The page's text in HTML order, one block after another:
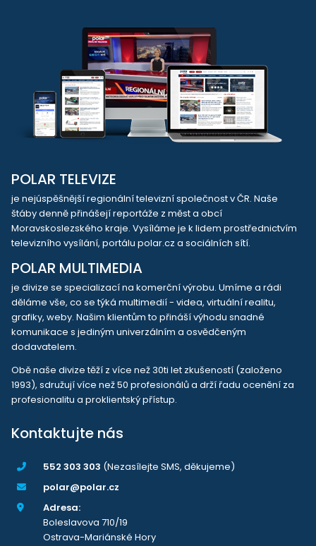
POLAR TELEVIZE
je nejúspěšnější regionální televizní společnost v ČR. Naše
štáby denně přinášejí reportáže z měst a obcí
Moravskoslezského kraje. Vysíláme je k lidem prostřednictvím
televizního vysílání, portálu polar.cz a sociálních sítí.
POLAR MULTIMEDIA
je divize se specializací na komerční výrobu. Umíme a rádi
děláme vše, co se týká multimedií - videa, virtuální realitu,
grafiky, weby. Našim klientům to přináší výhodu snadné
komunikace s jediným univerzálním a osvědčeným
dodavatelem.
Obě naše divize těží z více než 30ti let zkušeností (založeno
1993), sdružují více než 50 profesionálů a drží řadu ocenění za
profesionalitu a proklientský přístup.
Kontaktujte nás
552 303 303 (Nezasílejte SMS, děkujeme)
polar@polar.cz
Adresa:
Boleslavova 710/19
Ostrava-Mariánské Hory